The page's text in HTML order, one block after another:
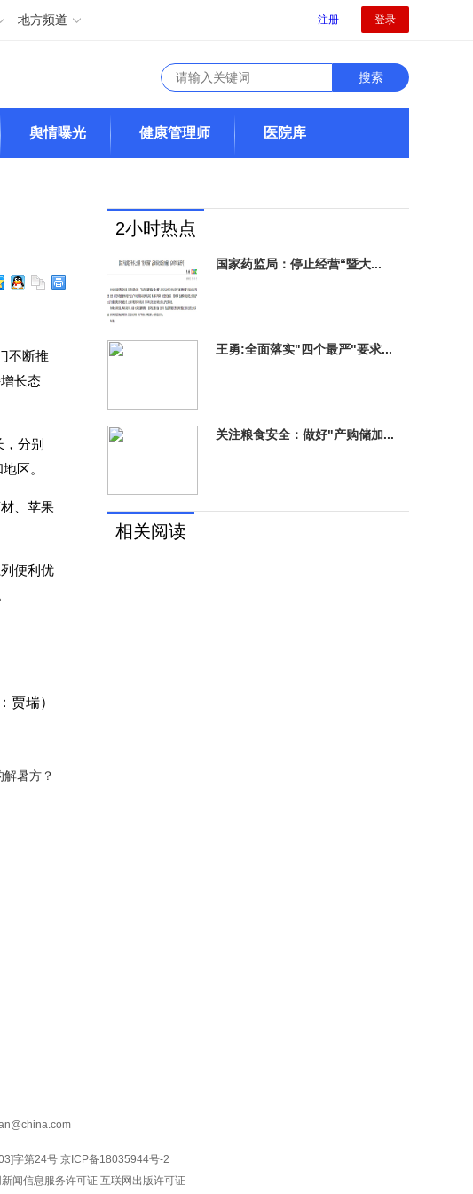
地方频道 注册 登录
舆情曝光 健康管理师 医院库
不断推
长态
分别
区。
、苹果
便利优
贾瑞）
解暑方？
2小时热点
国家药监局：停止经营“暨大...
王勇:全面落实"四个最严"要求...
关注粮食安全：做好"产购储加...
相关阅读
字第24号 京ICP备18035944号-2
闻信息服务许可证 互联网出版许可证